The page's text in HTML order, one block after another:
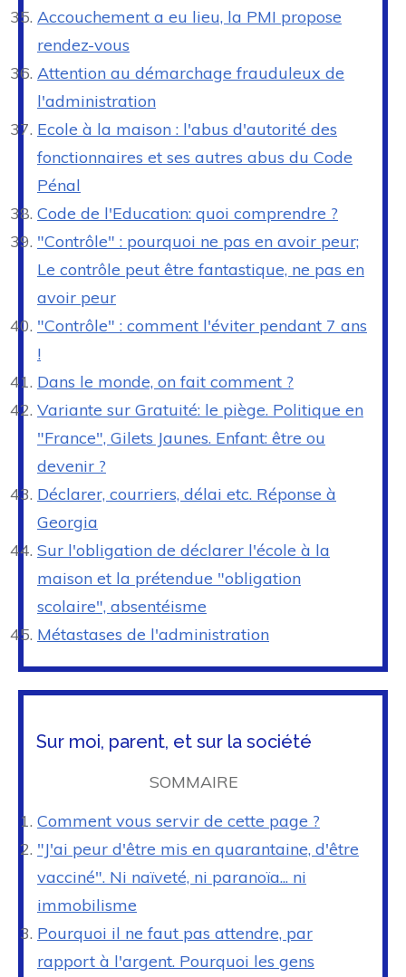
Accouchement a eu lieu, la PMI propose
rendez-vous
Attention au démarchage frauduleux de
l'administration
Ecole à la maison : l'abus d'autorité des
fonctionnaires et ses autres abus du Code
Pénal
Code de l'Education: quoi comprendre ?
"Contrôle" : pourquoi ne pas en avoir peur;
Le contrôle peut être fantastique, ne pas en
avoir peur
"Contrôle" : comment l'éviter pendant 7 ans
!
Dans le monde, on fait comment ?
Variante sur Gratuité: le piège. Politique en
"France", Gilets Jaunes. Enfant: être ou
devenir ?
Déclarer, courriers, délai etc. Réponse à
Georgia
Sur l'obligation de déclarer l'école à la
maison et la prétendue "obligation
scolaire", absentéisme
Métastases de l'administration
Sur moi, parent, et sur la société
SOMMAIRE
Comment vous servir de cette page ?
"J'ai peur d'être mis en quarantaine, d'être
vacciné". Ni naïveté, ni paranoïa... ni
immobilisme
Pourquoi il ne faut pas attendre, par
rapport à l'argent. Pourquoi les gens